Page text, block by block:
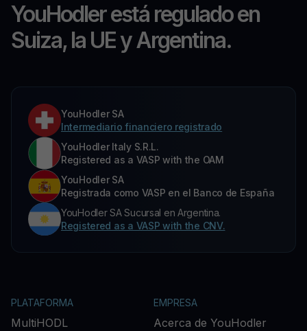
YouHodler está regulado en
Suiza, la UE y Argentina.
YouHodler SA
Intermediario financiero registrado
YouHodler Italy S.R.L.
Registered as a VASP with the OAM
YouHodler SA
Registrada como VASP en el Banco de España
YouHodler SA Sucursal en Argentina.
Registered as a VASP with the CNV.
PLATAFORMA
MultiHODL
EMPRESA
Acerca de YouHodler